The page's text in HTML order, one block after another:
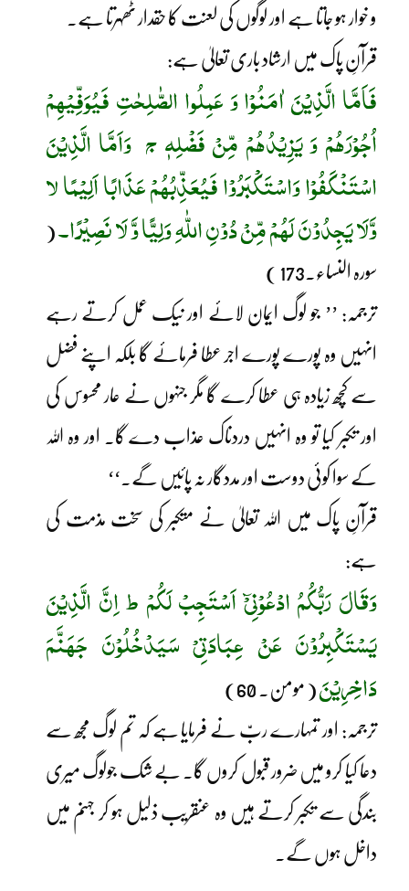
و خوار ہو جاتا ہے اور لوگوں کی لعنت کا حقدار ٹھہرتا ہے۔
قرآنِ پاک میں ارشاد باری تعالیٰ ہے:
فَاَمَّا الَّذِیْنَ اٰمَنُوْا وَ عَمِلُوا الصّٰلِحٰتِ فَیُوَفِّیْھِمْ
اُجُوْرَھُمْ وَ یَزِیْدُھُمْ مِّنْ فَضْلِہٖ ج وَاَمَّا الَّذِیْنَ
اسْتَنْکَفُوْا وَاسْتَکْبَرُوْا فَیُعَذِّبُھُمْ عَذَابًا اَلِیْمًا لا
وَّلَا یَجِدُوْنَ لَھُمْ مِّنْ دُوْنِ اللّٰہِ وَلِیًّا وَّ لَا نَصِیْرًا۔ (
سورہ النساء۔173 )
ترجمہ: ’’ جو لوگ ایمان لائے اور نیک عمل کرتے رہے
انہیں وہ پورے پورے اجر عطا فرمائے گا بلکہ اپنے فضل
سے کچھ زیادہ ہی عطا کرے گا مگر جنہوں نے عار محسوس کی
اور تکبر کیا تو وہ انہیں دردناک عذاب دے گا۔ اور وہ اللہ
کے سوا کوئی دوست اور مددگار نہ پائیں گے۔‘‘
قرآنِ پاک میں اللہ تعالیٰ نے متکبر کی سخت مذمت کی
ہے:
وَقَالَ رَبُّکُمُ ادْعُوْنِیْٓ اَسْتَجِبْ لَکُمْ ط اِنَّ الَّذِیْنَ
یَسْتَکْبِرُوْنَ عَنْ عِبَادَتِیْ سَیَدْخُلُوْنَ جَھَنَّمَ
دَاخِرِیْنَ ( مومن۔ 60)
ترجمہ: اور تمہارے ربّ نے فرمایا ہے کہ تم لوگ مجھ سے
دعا کیا کرو میں ضرور قبول کروں گا۔ بے شک جولوگ میری
بندگی سے تکبر کرتے ہیں وہ عنقریب ذلیل ہو کر جہنم میں
داخل ہوں گے۔